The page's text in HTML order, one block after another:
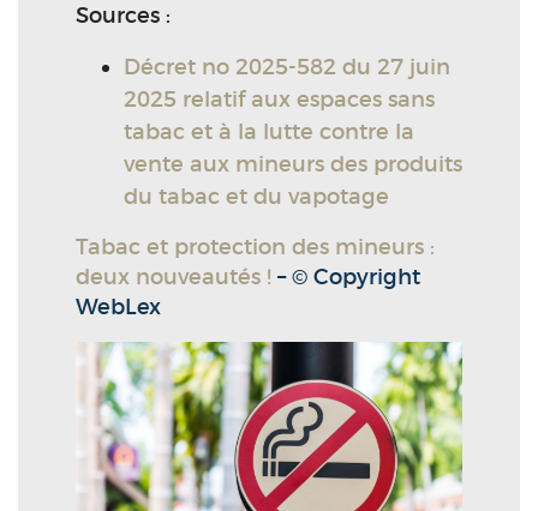
Sources :
Décret no 2025-582 du 27 juin
2025 relatif aux espaces sans
tabac et à la lutte contre la
vente aux mineurs des produits
du tabac et du vapotage
Tabac et protection des mineurs :
deux nouveautés ! – © Copyright
WebLex